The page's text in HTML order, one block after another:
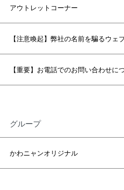
アウトレットコーナー
【注意喚起】弊社の名前を騙るウェ
【重要】お電話でのお問い合わせに
グループ
かわニャンオリジナル